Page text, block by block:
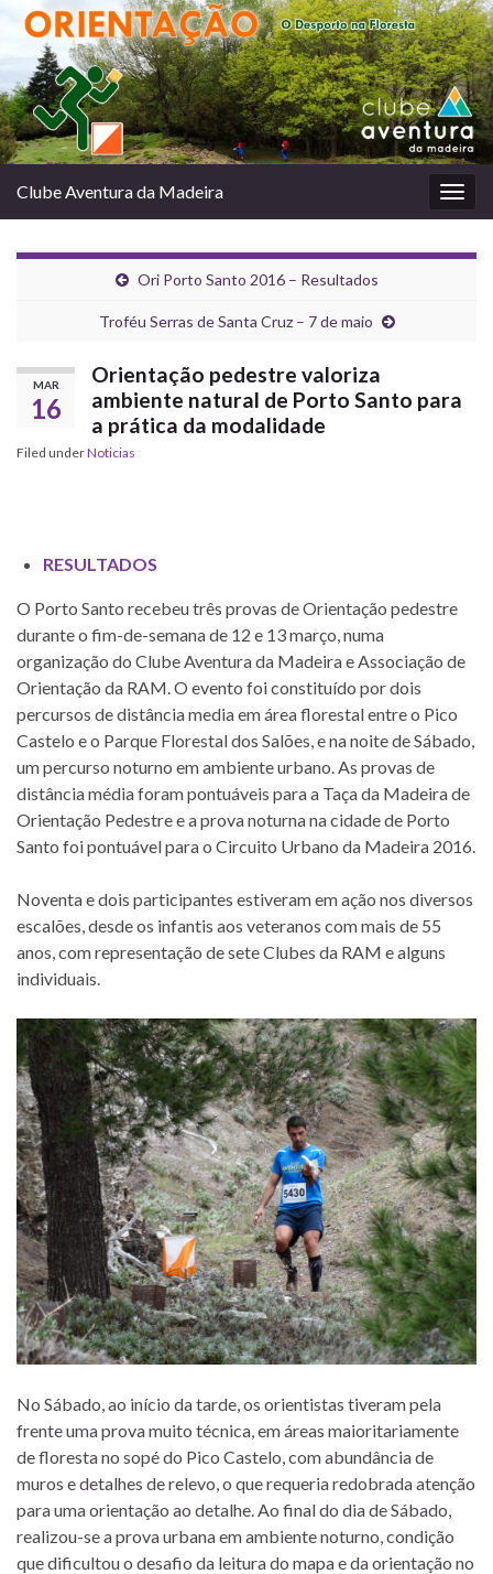
Clube Aventura da Madeira
Ori Porto Santo 2016 – Resultados
Troféu Serras de Santa Cruz – 7 de maio
MAR
16
Orientação pedestre valoriza
ambiente natural de Porto Santo para
a prática da modalidade
Filed underNoticias
RESULTADOS
O Porto Santo recebeu três provas de Orientação pedestre
durante o fim-de-semana de 12 e 13 março, numa
organização do Clube Aventura da Madeira e Associação de
Orientação da RAM. O evento foi constituído por dois
percursos de distância media em área florestal entre o Pico
Castelo e o Parque Florestal dos Salões, e na noite de Sábado,
um percurso noturno em ambiente urbano. As provas de
distância média foram pontuáveis para a Taça da Madeira de
Orientação Pedestre e a prova noturna na cidade de Porto
Santo foi pontuável para o Circuito Urbano da Madeira 2016.
Noventa e dois participantes estiveram em ação nos diversos
escalões, desde os infantis aos veteranos com mais de 55
anos, com representação de sete Clubes da RAM e alguns
individuais.
No Sábado, ao início da tarde, os orientistas tiveram pela
frente uma prova muito técnica, em áreas maioritariamente
de floresta no sopé do Pico Castelo, com abundância de
muros e detalhes de relevo, o que requeria redobrada atenção
para uma orientação ao detalhe. Ao final do dia de Sábado,
realizou-se a prova urbana em ambiente noturno, condição
que dificultou o desafio da leitura do mapa e da orientação no